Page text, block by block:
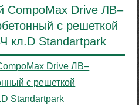
CompoMax Drive ЛВ–
с решеткой
кл.D Standartpark